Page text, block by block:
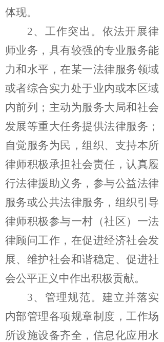
体现。
2、工作突出。 依法开展律
师业务，具有较强的专业服务能
力和水平，在某一法律服务领域
或者综合实力处于业内或本区域
内前列；主动为服务大局和社会
发展等重大任务提供法律服务；
自觉服务为民，组织、支持本所
律师积极承担社会责任，认真履
行法律援助义务，参与公益法律
服务或公共法律服务，组织引导
律师积极参与一村（社区）一法
律顾问工作，在促进经济社会发
展、维护社会和谐稳定、促进社
会公平正义中作出积极贡献。
3、管理规范。 建立并落实
内部管理各项规章制度，工作场
所设施设备齐全，信息化应用水